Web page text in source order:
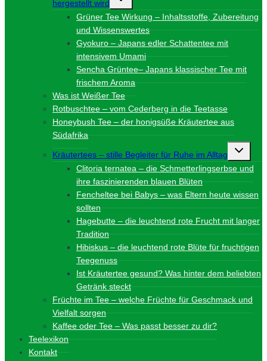
hergestellt wird
Grüner Tee Wirkung – Inhaltsstoffe, Zubereitung
und Wissenswertes
Gyokuro – Japans edler Schattentee mit
intensivem Umami
Sencha Grüntee– Japans klassischer Tee mit
frischem Aroma
Was ist Weißer Tee
Rotbuschtee – vom Cederberg in die Teetasse
Honeybush Tee – der honigsüße Kräutertee aus
Südafrika
Kräutertees – stille Begleiter für Ruhe im Alltag
Clitoria ternatea – die Schmetterlingserbse und
ihre faszinierenden blauen Blüten
Fencheltee bei Babys – was Eltern heute wissen
sollten
Hagebutte – die leuchtend rote Frucht mit langer
Tradition
Hibiskus – die leuchtend rote Blüte für fruchtigen
Teegenuss
Ist Kräutertee gesund? Was hinter dem beliebten
Getränk steckt
Früchte im Tee – welche Früchte für Geschmack und
Vielfalt sorgen
Kaffee oder Tee – Was passt besser zu dir?
Teelexikon
Kontakt